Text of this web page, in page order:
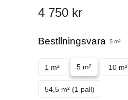
4 750 kr
Bestllningsvara 5 m²
1 m² 5 m² 10 m²
54,5 m² (1 pall)